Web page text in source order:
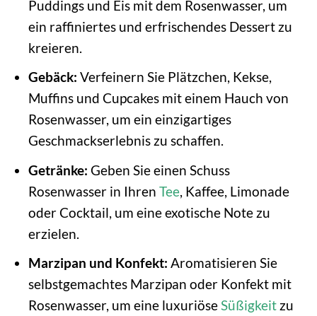
Puddings und Eis mit dem Rosenwasser, um
ein raffiniertes und erfrischendes Dessert zu
kreieren.
Gebäck: Verfeinern Sie Plätzchen, Kekse,
Muffins und Cupcakes mit einem Hauch von
Rosenwasser, um ein einzigartiges
Geschmackserlebnis zu schaffen.
Getränke: Geben Sie einen Schuss
Rosenwasser in Ihren Tee, Kaffee, Limonade
oder Cocktail, um eine exotische Note zu
erzielen.
Marzipan und Konfekt: Aromatisieren Sie
selbstgemachtes Marzipan oder Konfekt mit
Rosenwasser, um eine luxuriöseSüßigkeitzu